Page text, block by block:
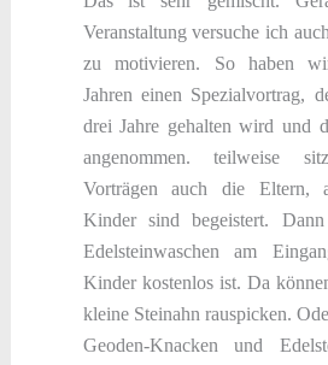
Veranstaltung versuche ich
zu motivieren. So haben
Jahren einen Spezialvortrag,
drei Jahre gehalten wird und
angenommen. teilweise
Vorträgen auch die Eltern,
Kinder sind begeistert.
Edelsteinwaschen am
Kinder kostenlos ist. Da
kleine Steinahn rauspicken.
Geoden-Knacken und